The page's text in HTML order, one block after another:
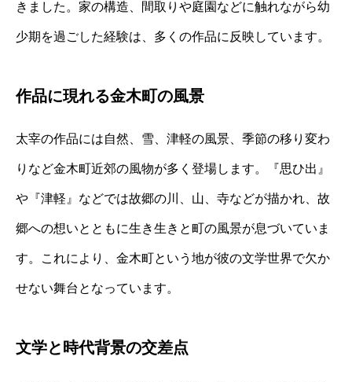
きました。家の構造、間取りや庭園などに触れながら幼
少期を過ごした経験は、多くの作品に反映しています。
作品に現れる金木町の風景
太宰の作品には自然、雪、津軽の風景、季節の移り変わ
りなど金木町近郊の風物が多く登場します。『思ひ出』
や『津軽』などでは故郷の川、山、寺などが描かれ、故
郷への想いとともに生き生きと町の風景が息づいていま
す。これにより、金木町という地が彼の文学世界で欠か
せない舞台となっています。
文学と時代背景の交差点